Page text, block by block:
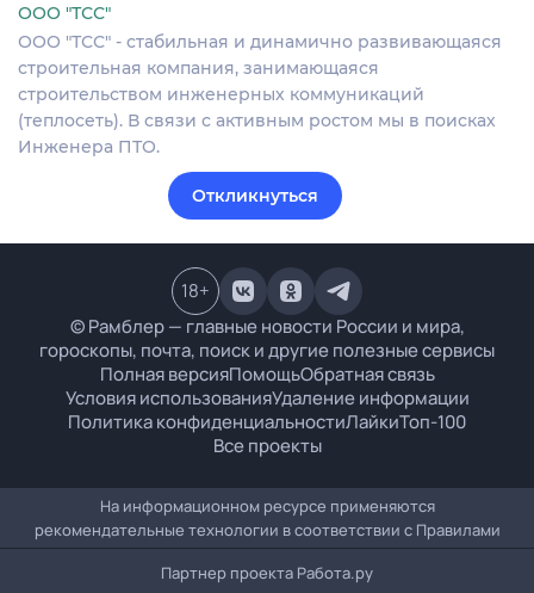
ООО "ТСС"
ООО "ТСС" - стабильная и динамично развивающаяся
строительная компания, занимающаяся
строительством инженерных коммуникаций
(теплосеть). В связи с активным ростом мы в поисках
Инженера ПТО.
Откликнуться
© Рамблер — главные новости России и мира,
гороскопы, почта, поиск и другие полезные сервисы
Полная версияПомощьОбратная связь
Условия использованияУдаление информации
Политика конфиденциальностиЛайкиТоп-100
Все проекты
18+
На информационном ресурсе применяются
рекомендательные технологии в соответствии с Правилами
Партнер проекта Работа.ру